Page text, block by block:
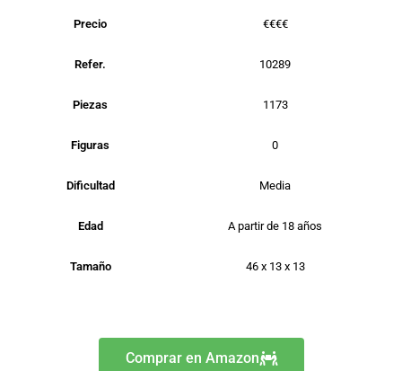
Precio €€€€
Refer. 10289
Piezas 1173
Figuras 0
Dificultad Media
Edad A partir de 18 años
Tamaño 46 x 13 x 13
Comprar en Amazon